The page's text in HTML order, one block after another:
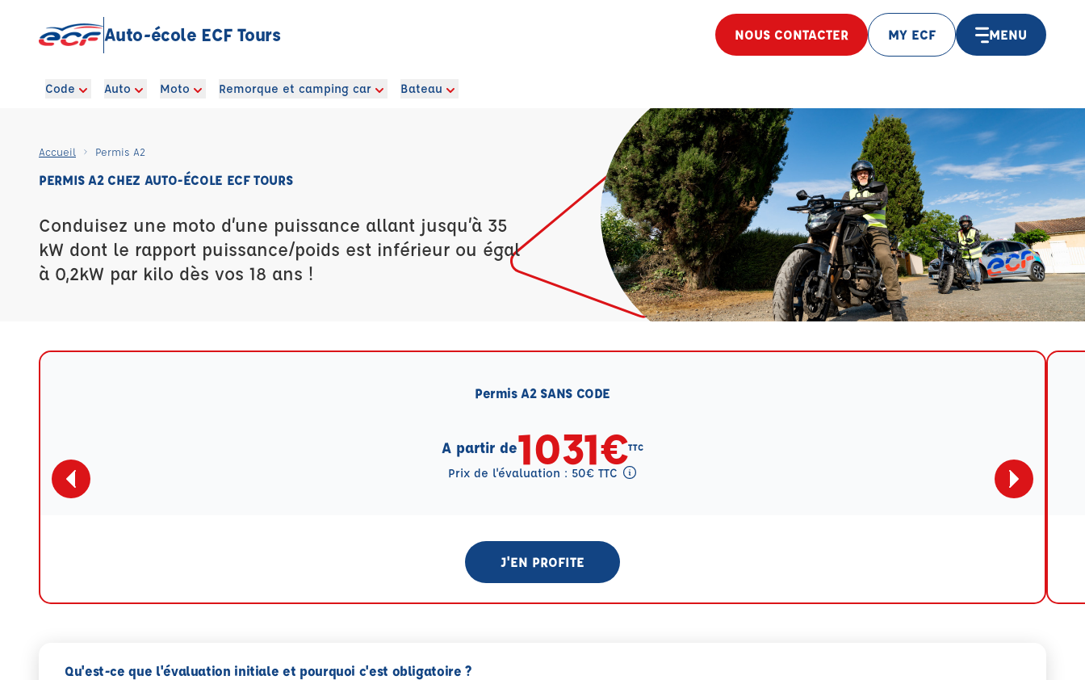
Auto-école ECF Tours NOUS CONTACTER MY ECF MENU
Code Auto Moto Remorque et camping car Bateau
Accueil Permis A2
PERMIS A2 CHEZ AUTO-ÉCOLE ECF TOURS
Conduisez une moto d’une puissance allant jusqu’à 35
kW dont le rapport puissance/poids est inférieur ou égal
à 0,2kW par kilo dès vos 18 ans !
Permis A2 SANS CODE
A partir de1031€TTC
Prix de l'évaluation : 50€ TTC
J'EN PROFITE
Qu'est-ce que l'évaluation initiale et pourquoi c'est obligatoire ?